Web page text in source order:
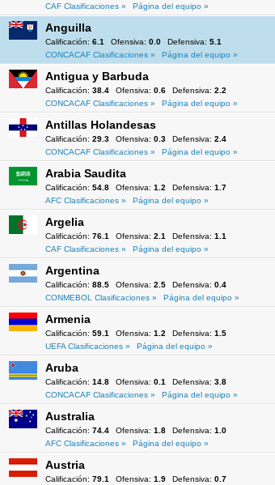
CAF Clasificaciones »
Página del equipo »
Anguilla
Calificación: 6.1 Ofensiva: 0.0 Defensiva: 5.1
CONCACAF Clasificaciones »
Página del equipo »
Antigua y Barbuda
Calificación: 38.4 Ofensiva: 0.6 Defensiva: 2.2
CONCACAF Clasificaciones »
Página del equipo »
Antillas Holandesas
Calificación: 29.3 Ofensiva: 0.3 Defensiva: 2.4
CONCACAF Clasificaciones »
Página del equipo »
Arabia Saudita
Calificación: 54.8 Ofensiva: 1.2 Defensiva: 1.7
AFC Clasificaciones »
Página del equipo »
Argelia
Calificación: 76.1 Ofensiva: 2.1 Defensiva: 1.1
CAF Clasificaciones »
Página del equipo »
Argentina
Calificación: 88.5 Ofensiva: 2.5 Defensiva: 0.4
CONMEBOL Clasificaciones »
Página del equipo »
Armenia
Calificación: 59.1 Ofensiva: 1.2 Defensiva: 1.5
UEFA Clasificaciones »
Página del equipo »
Aruba
Calificación: 14.8 Ofensiva: 0.1 Defensiva: 3.8
CONCACAF Clasificaciones »
Página del equipo »
Australia
Calificación: 74.4 Ofensiva: 1.8 Defensiva: 1.0
AFC Clasificaciones »
Página del equipo »
Austria
Calificación: 79.1 Ofensiva: 1.9 Defensiva: 0.7